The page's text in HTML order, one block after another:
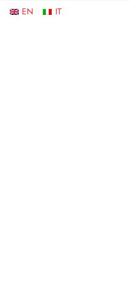
EN IT